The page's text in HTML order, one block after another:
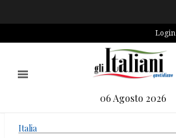
Login
06 Agosto 2026
Italia